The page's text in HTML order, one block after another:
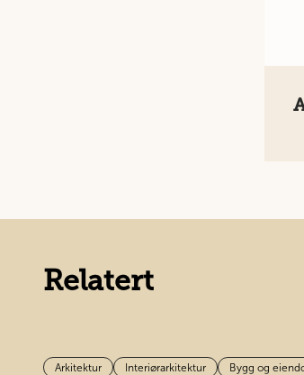
Relatert
Arkitektur Interiørarkitektur Bygg og